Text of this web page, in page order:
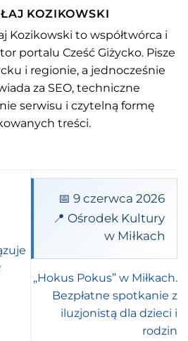
KOZIKOWSKI
Kozikowski to współtwórca i
portalu Cześć Giżycko. Pisze
i regionie, a jednocześnie
za SEO, techniczne
serwisu i czytelną formę
treści.
📅 9 czerwca 2026
📍 Ośrodek Kultury
w Miłkach
„Hokus Pokus” w Miłkach.
Bezpłatne spotkanie z
iluzjonistą dla dzieci i
rodzin